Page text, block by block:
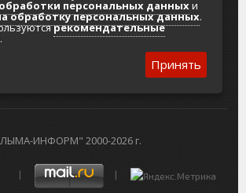
Согласие на обработку персональных
данных
ИНФОРМ" 2000-2026 г.
персональных данныхи
обработку персональных данных.
рекомендательные
.
Принять